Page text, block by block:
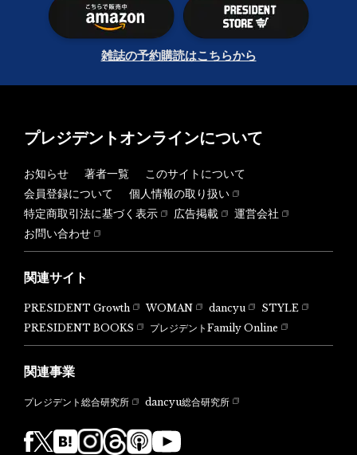
雑誌の予約購読はこちらから
プレジデントオンラインについて
お知らせ 著者一覧
このサイトについて
会員登録について
個人情報の取り扱い
特定商取引法に基づく表示
広告掲載
運営会社
お問い合わせ
関連サイト
PRESIDENT Growth WOMAN dancyu
STYLE
PRESIDENT BOOKS
プレジデントFamily Online
関連事業
プレジデント総合研究所 dancyu総合研究所